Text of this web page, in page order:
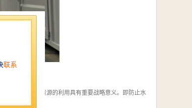
国，对煤矿水资源的利用具有重要战略意义。即防止水